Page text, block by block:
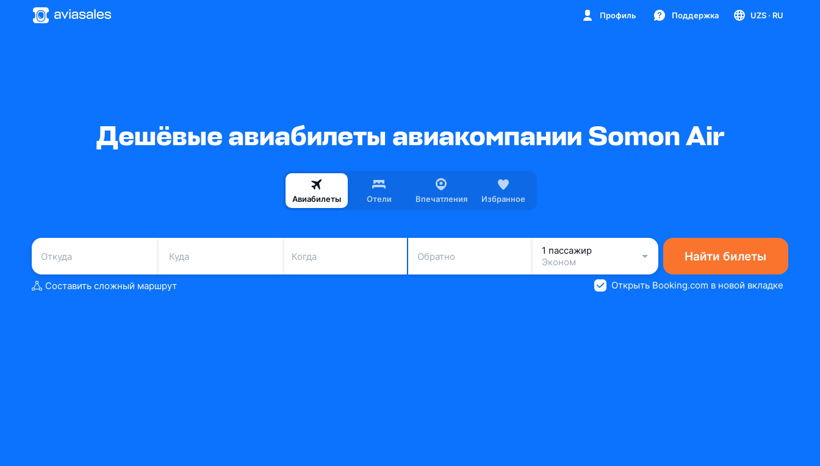
Профиль Поддержка UZS · RU
Дешёвые авиабилеты авиакомпании Somon Air
Авиабилеты Отели Впечатления Избранное
Когда Обратно
1 пассажир
Эконом
Найти билеты
Составить сложный маршрут Открыть Booking.com в новой вкладке